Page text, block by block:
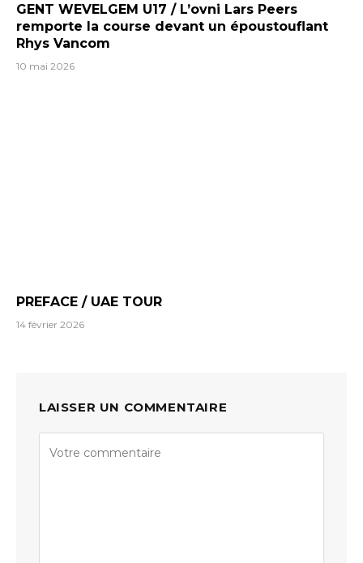
GENT WEVELGEM U17 / L’ovni Lars Peers
remporte la course devant un époustouflant
Rhys Vancom
10 mai 2026
PREFACE / UAE TOUR
14 février 2026
LAISSER UN COMMENTAIRE